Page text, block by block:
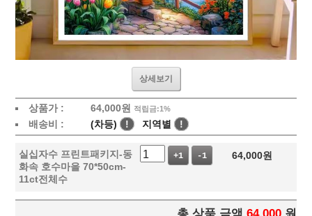
상세보기
상품가 : 64,000원 적립금:1%
배송비 : (차등) ! 지역별 !
실십자수 프린트패키지-동
화속 호수마을 70*50cm-
11ct전체수
+1 -1 64,000원